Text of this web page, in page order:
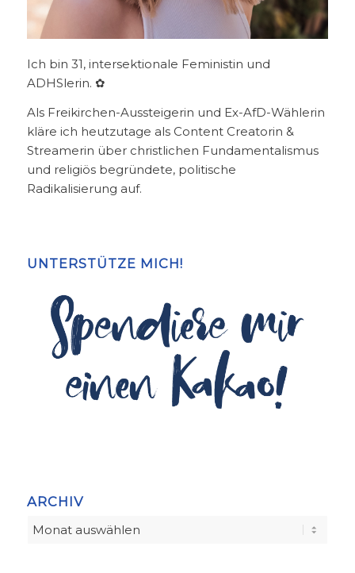
Ich bin 31, intersektionale Feministin und
ADHSlerin. ✿
Als Freikirchen-Aussteigerin und Ex-AfD-Wählerin
kläre ich heutzutage als Content Creatorin &
Streamerin über christlichen Fundamentalismus
und religiös begründete, politische
Radikalisierung auf.
UNTERSTÜTZE MICH!
ARCHIV